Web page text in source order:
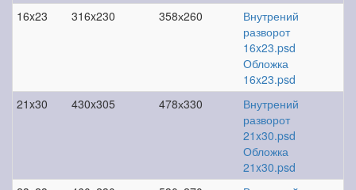
16x23
316x230 358х260
Внутрений
разворот
16x23.psd
Обложка
16x23.psd
21x30
430x305 478х330
Внутрений
разворот
21x30.psd
Обложка
21x30.psd